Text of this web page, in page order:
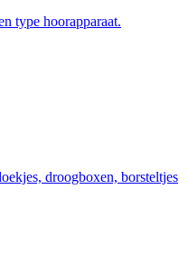
type hoorapparaat.
droogboxen, borsteltjes